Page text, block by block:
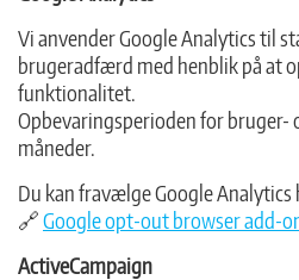
Vi anvender Google Analytics til
brugeradfærd med henblik på at
funktionalitet.
Opbevaringsperioden for bruger-
måneder.
Du kan fravælge Google Analytics
🔗Google opt-out browser add-
ActiveCampaign